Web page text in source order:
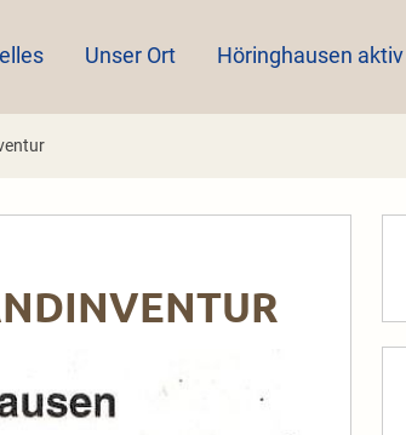
Unser Ort Höringhausen aktiv